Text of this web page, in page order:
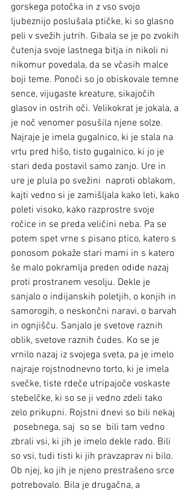
gorskega potočka in z vso svojo
ljubeznijo poslušala ptičke, ki so glasno
peli v svežih jutrih. Gibala se je po zvokih
čutenja svoje lastnega bitja in nikoli ni
nikomur povedala, da se včasih malce
boji teme. Ponoči so jo obiskovale temne
sence, vijugaste kreature, sikajočih
glasov in ostrih oči. Velikokrat je jokala, a
je noč venomer posušila njene solze.
Najraje je imela gugalnico, ki je stala na
vrtu pred hišo, tisto gugalnico, ki jo je
stari deda postavil samo zanjo. Ure in
ure je plula po svežini  naproti oblakom,
kajti vedno si je zamišljala kako leti, kako
poleti visoko, kako razprostre svoje
ročice in se preda veličini neba. Pa se
potem spet vrne s pisano ptico, katero s
ponosom pokaže stari mami in s katero
še malo pokramlja preden odide nazaj
proti prostranem vesolju. Dekle je
sanjalo o indijanskih poletjih, o konjih in
samorogih, o neskončni naravi, o barvah
in ognjišču. Sanjalo je svetove raznih
oblik, svetove raznih čudes. Ko se je
vrnilo nazaj iz svojega sveta, pa je imelo
najraje rojstnodnevno torto, ki je imela
svečke, tiste rdeče utripajoče voskaste
stebelčke, ki so se ji vedno zdeli tako
zelo prikupni. Rojstni dnevi so bili nekaj
posebnega, saj  so se  bili tam vedno
zbrali vsi, ki jih je imelo dekle rado. Bili
so vsi, tudi tisti ki jih pravzaprav ni bilo.
Ob njej, ko jih je njeno prestrašeno srce
potrebovalo. Bila je drugačna, a